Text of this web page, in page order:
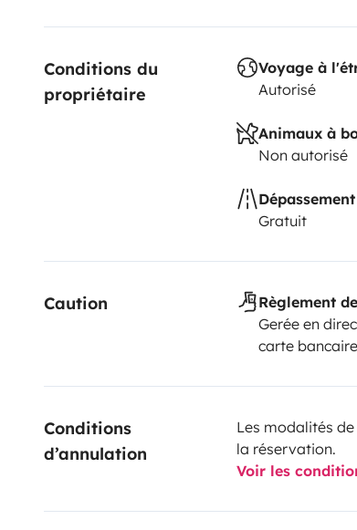
Conditions du
propriétaire
Voyage à
Autorisé
Animaux à
Non autorisé
Gratuit
Caution
Règlement
Gerée en
carte bancaire
Conditions
d’annulation
Les modalités
la réservation.
Voir les